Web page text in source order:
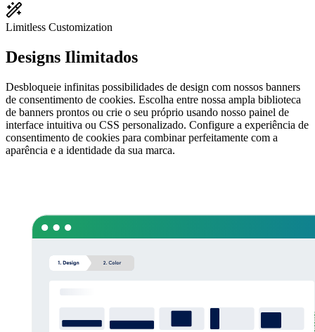
Limitless Customization
Designs Ilimitados
Desbloqueie infinitas possibilidades de design com nossos banners
de consentimento de cookies. Escolha entre nossa ampla biblioteca
de banners prontos ou crie o seu próprio usando nosso painel de
interface intuitiva ou CSS personalizado. Configure a experiência de
consentimento de cookies para combinar perfeitamente com a
aparência e a identidade da sua marca.